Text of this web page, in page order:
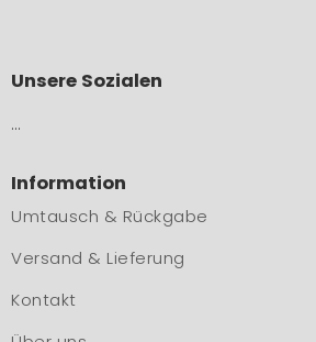
Unsere Sozialen
…
Information
Umtausch & Rückgabe
Versand & Lieferung
Kontakt